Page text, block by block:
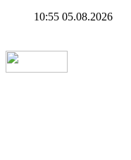
10:55 05.08.2026